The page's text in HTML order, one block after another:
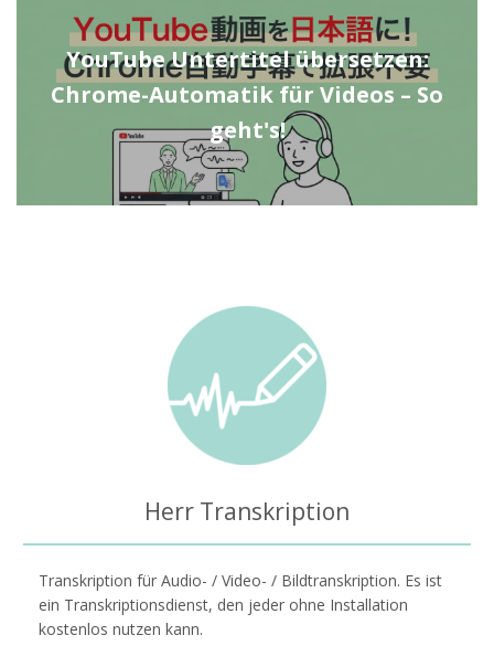
YouTube Untertitel übersetzen:
Chrome-Automatik für Videos – So
geht's!
Herr Transkription
Transkription für Audio- / Video- / Bildtranskription. Es ist
ein Transkriptionsdienst, den jeder ohne Installation
kostenlos nutzen kann.